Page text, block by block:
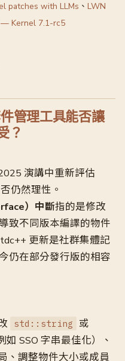
patches with LLMs 、 LWN
Kernel 7.1-rc5
管理工具能否讓
？
演講中重新評估
仍然理性。
）中斷指的是修改
致不同版本編譯的物件
更新是社群集體記
仍在部分發行版的相容
std::string 或
如 SSO 字串最佳化）、
、調整物件大小或成員